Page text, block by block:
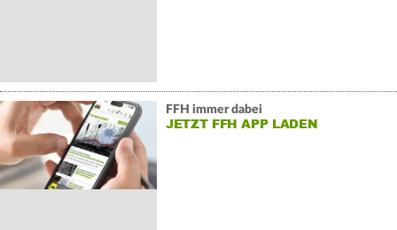
FFH immer dabei
JETZT FFH APP LADEN